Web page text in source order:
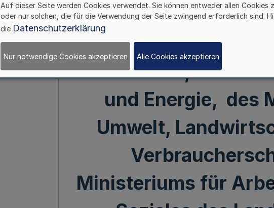
Runderlass des
und Wissenschaft,
Wirtschaft,
und Energie, des
Umwelt,
Ministeriums für
Auf dieser Seite werden Cookies verwendet. Sie können entweder allen Cookies
oder nur solchen, die für die Verwendung der Seite zwingend erforderlich sind.
die Datenschutzerklärung
Nur notwendige Cookies akzeptieren Alle Cookies akzeptieren